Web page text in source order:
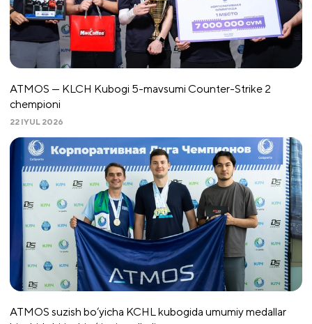
ATMOS — KLCH Kubogi 5-mavsumi Counter-Strike 2
chempioni
22 IYUL 2026
ATMOS suzish bo‘yicha KCHL kubogida umumiy medallar